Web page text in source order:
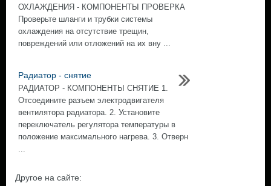
ОХЛАЖДЕНИЯ - КОМПОНЕНТЫ ПРОВЕРКА
Проверьте шланги и трубки системы
охлаждения на отсутствие трещин,
повреждений или отложений на их вну ...
Радиатор - снятие
РАДИАТОР - КОМПОНЕНТЫ СНЯТИЕ 1.
Отсоедините разъем электродвигателя
вентилятора радиатора. 2. Установите
переключатель регулятора температуры в
положение максимального нагрева. 3. Отверн
...
Другое на сайте: